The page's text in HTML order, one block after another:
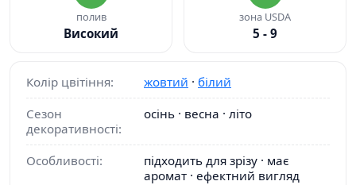
полив
Високий
зона USDA
5 - 9
Колір цвітіння: жовтий · білий
Сезон
декоративності:
осінь · весна · літо
Особливості:
підходить для зрізу · має
аромат · ефектний вигляд